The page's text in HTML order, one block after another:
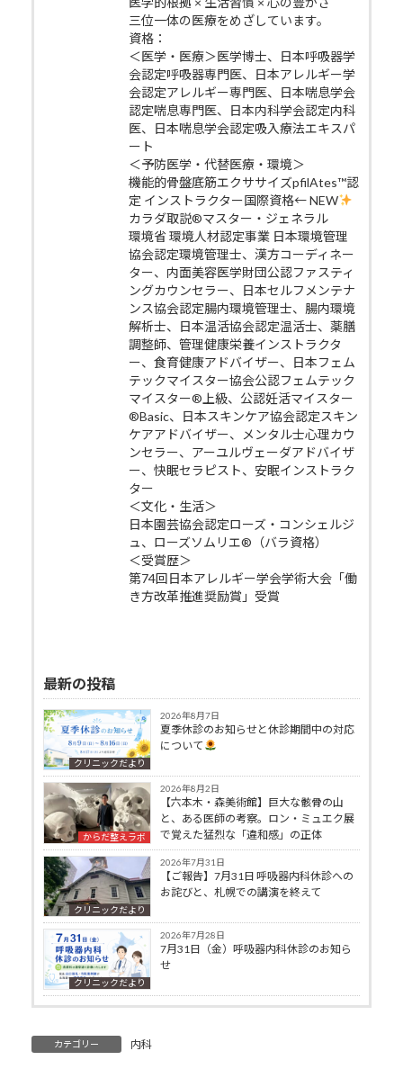
三位一体の医療をめざしています。
資格：
＜医学・医療＞医学博士、日本呼吸器学
会認定呼吸器専門医、日本アレルギー学
会認定アレルギー専門医、日本喘息学会
認定喘息専門医、日本内科学会認定内科
医、日本喘息学会認定吸入療法エキスパ
ート
＜予防医学・代替医療・環境＞
機能的骨盤底筋エクササイズpfilAtes™認
定 インストラクター国際資格← NEW
カラダ取説®マスター・ジェネラル
環境省 環境人材認定事業 日本環境管理
協会認定環境管理士、漢方コーディネー
ター、内面美容医学財団公認ファスティ
ングカウンセラー、日本セルフメンテナ
ンス協会認定腸内環境管理士、腸内環境
解析士、日本温活協会認定温活士、薬膳
調整師、管理健康栄養インストラクタ
ー、食育健康アドバイザー、日本フェム
テックマイスター協会公認フェムテック
マイスター®上級、公認妊活マイスター
®Basic、日本スキンケア協会認定スキン
ケアアドバイザー、メンタル士心理カウ
ンセラー、アーユルヴェーダアドバイザ
ー、快眠セラピスト、安眠インストラク
ター
＜文化・生活＞
日本園芸協会認定ローズ・コンシェルジ
ュ、ローズソムリエ®（バラ資格）
＜受賞歴＞
第74回日本アレルギー学会学術大会「働
き方改革推進奨励賞」受賞
最新の投稿
クリニックだより
2026年8月7日
夏季休診のお知らせと休診期間中の対応
について
からだ整えラボ
2026年8月2日
【六本木・森美術館】巨大な骸骨の山
と、ある医師の考察。ロン・ミュエク展
で覚えた猛烈な「違和感」の正体
クリニックだより
2026年7月31日
【ご報告】7月31日 呼吸器内科休診への
お詫びと、札幌での講演を終えて
クリニックだより
2026年7月28日
7月31日（金）呼吸器内科休診のお知ら
せ
カテゴリー 内科